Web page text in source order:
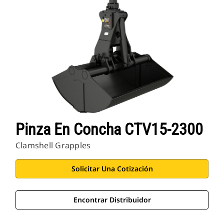
Pinza En Concha CTV15-2300
Clamshell Grapples
Solicitar Una Cotización
Encontrar Distribuidor